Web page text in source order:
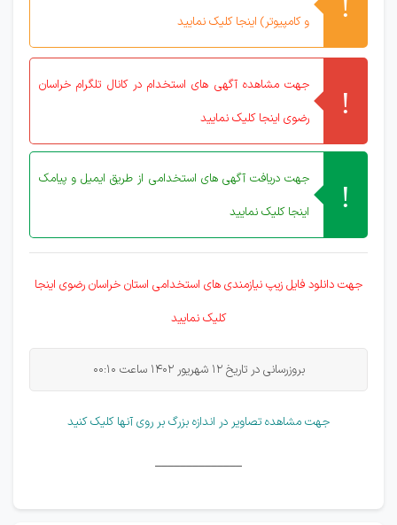
و کامپیوتر) اینجا کلیک نمایید
جهت مشاهده آگهی های استخدام در کانال تلگرام خراسان
رضوی اینجا کلیک نمایید
جهت دریافت آگهی های استخدامی از طریق ایمیل و پیامک
اینجا کلیک نمایید
جهت دانلود فایل زیپ نیازمندی های استخدامی استان خراسان رضوی اینجا
کلیک نمایید
بروزرسانی در تاریخ 12 شهریور 1402 ساعت 00:10
جهت مشاهده تصاویر در اندازه بزرگ بر روی آنها کلیک کنید
______________